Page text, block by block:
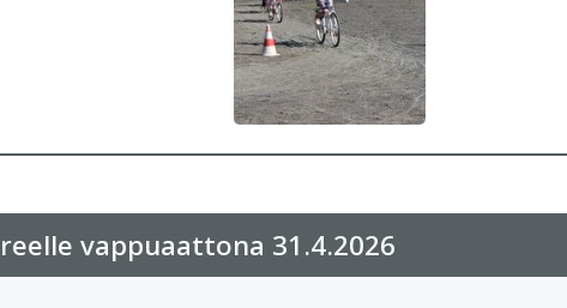
vappuaattona 31.4.2026